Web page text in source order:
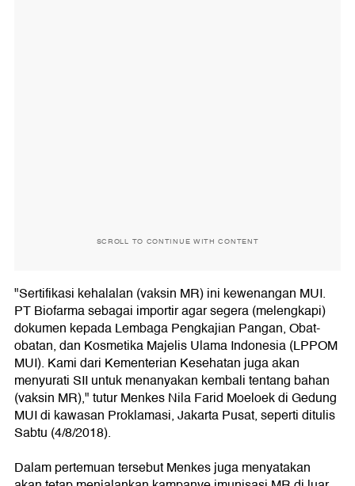
SCROLL TO CONTINUE WITH CONTENT
"Sertifikasi kehalalan (vaksin MR) ini kewenangan MUI.
PT Biofarma sebagai importir agar segera (melengkapi)
dokumen kepada Lembaga Pengkajian Pangan, Obat-
obatan, dan Kosmetika Majelis Ulama Indonesia (LPPOM
MUI). Kami dari Kementerian Kesehatan juga akan
menyurati SII untuk menanyakan kembali tentang bahan
(vaksin MR)," tutur Menkes Nila Farid Moeloek di Gedung
MUI di kawasan Proklamasi, Jakarta Pusat, seperti ditulis
Sabtu (4/8/2018).
Dalam pertemuan tersebut Menkes juga menyatakan